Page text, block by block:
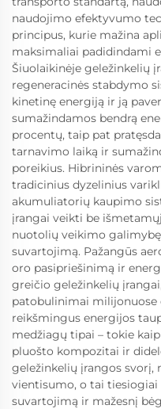
naudojimo efektyvumo
principus, kurie mažina
maksimaliai padidindami
Šiuolaikinėje geležinkelių
regeneracinės stabdymo
kinetinę energiją ir ją
sumažindamos bendrą
procentų, taip pat
tarnavimo laiką ir
poreikius. Hibrininės
tradicinius dyzelinius
akumuliatorių kaupimo
įrangai veikti be
nuotolių veikimo
suvartojimą. Pažangūs
oro pasipriešinimą ir
greičio geležinkelių
patobulinimai milijonuose
reikšmingus energijos
medžiagų tipai – tokie
pluošto kompozitai ir
geležinkelių įrangos svorį,
vientisumo, o tai
suvartojimą ir mažesnį